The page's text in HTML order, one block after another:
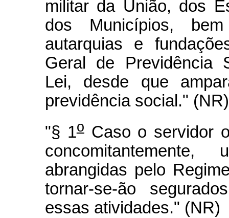
militar da União, dos
dos Municípios,
autarquias e
Geral de Previdência
Lei, desde que
previdência social." (NR)
"§ 1oCaso o servidor
abrangidas pelo
tornar-se-ão
essas atividades." (NR)